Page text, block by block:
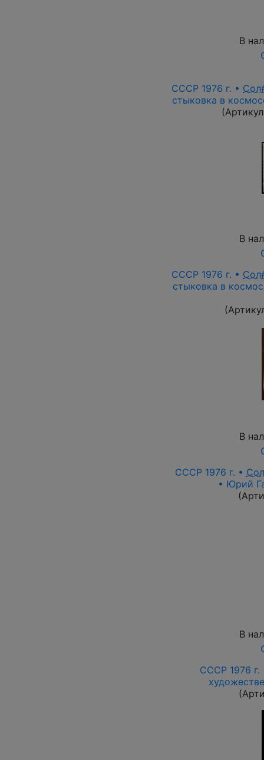
В
СССР 1976 г. •
стыковка в
В
СССР 1976 г. •
стыковка в
В
СССР 1976 г. •
• Юрий
В
СССР 1976 г.